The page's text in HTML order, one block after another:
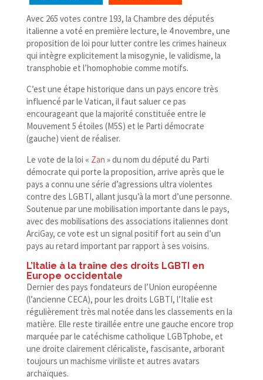
Avec 265 votes contre 193, la Chambre des députés
italienne a voté en première lecture, le 4 novembre, une
proposition de loi pour lutter contre les crimes haineux
qui intègre explicitement la misogynie, le validisme, la
transphobie et l’homophobie comme motifs.
C’est une étape historique dans un pays encore très
influencé par le Vatican, il faut saluer ce pas
encourageant que la majorité constituée entre le
Mouvement 5 étoiles (M5S) et le Parti démocrate
(gauche) vient de réaliser.
Le vote de la loi « Zan » du nom du député du Parti
démocrate qui porte la proposition, arrive après que le
pays a connu une série d’agressions ultra violentes
contre des LGBTI, allant jusqu’à la mort d’une personne.
Soutenue par une mobilisation importante dans le pays,
avec des mobilisations des associations italiennes dont
ArciGay, ce vote est un signal positif fort au sein d’un
pays au retard important par rapport à ses voisins.
L’Italie à la traîne des droits LGBTI en
Europe occidentale
Dernier des pays fondateurs de l’Union européenne
(l’ancienne CECA), pour les droits LGBTI, l’Italie est
régulièrement très mal notée dans les classements en la
matière. Elle reste tiraillée entre une gauche encore trop
marquée par le catéchisme catholique LGBTphobe, et
une droite clairement cléricaliste, fascisante, arborant
toujours un machisme viriliste et autres avatars
archaïques.